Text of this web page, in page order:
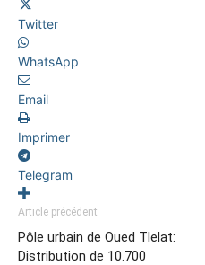
Twitter
WhatsApp
Email
Imprimer
Telegram
Article précédent
Pôle urbain de Oued Tlelat:
Distribution de 10.700